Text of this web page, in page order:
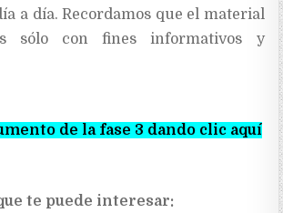
a día. Recordamos que el material
sólo con fines informativos y
de la fase 3 dando clic aquí
te puede interesar: